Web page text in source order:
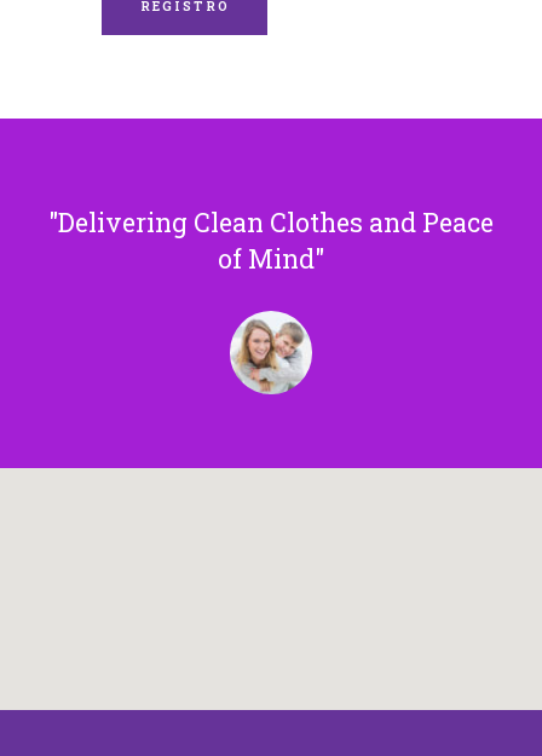
Delivering Clean Clothes and Peace
of Mind